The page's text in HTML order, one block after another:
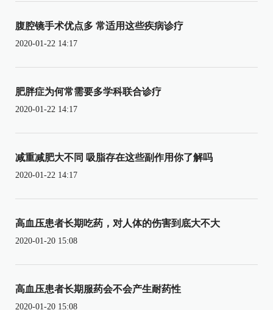
腹腔镜手术优点多 常适用这些疾病诊疗
2020-01-22 14:17
肥胖症为何常需要多学科联合诊疗
2020-01-22 14:17
减重减肥大不同 吸脂存在这些副作用你了解吗
2020-01-22 14:17
高血压患者长期吃药，对人体的伤害到底大不大
2020-01-20 15:08
高血压患者长期服药会不会产生耐药性
2020-01-20 15:08